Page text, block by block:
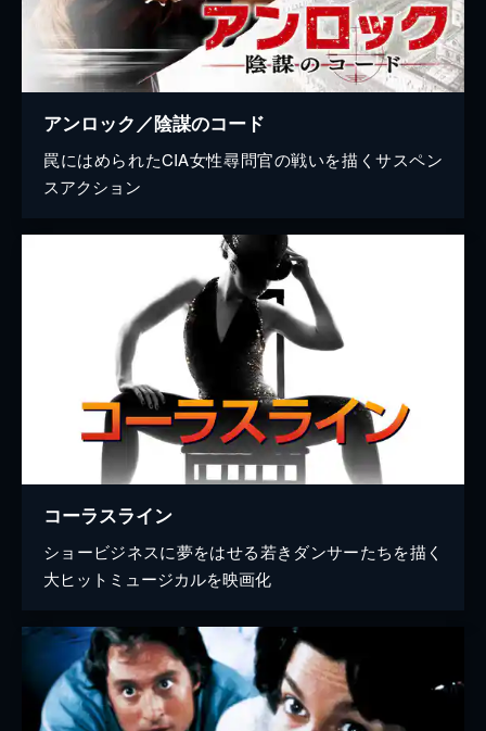
アンロック／陰謀のコード
罠にはめられたCIA女性尋問官の戦いを描くサスペン
スアクション
コーラスライン
ショービジネスに夢をはせる若きダンサーたちを描く
大ヒットミュージカルを映画化